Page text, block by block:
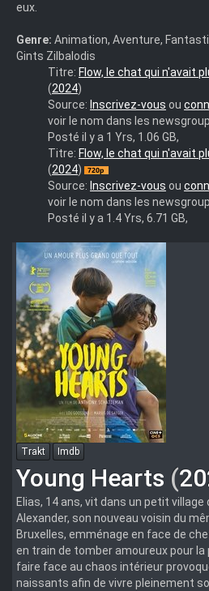
eux.
Genre: Animation, Aventure,
Gints Zilbalodis
l'Eau.DVDRip
(2012)
Titre: Flow, le chat qui n'avait
(2024)
Source: Inscrivez-vous ou
voir le nom dans les
Posté il y a 1 Yrs, 1.06 GB,
Ulysse
Titre: Flow, le chat qui n'avait
(2024)
Source: Inscrivez-vous ou
voir le nom dans les
Posté il y a 1.4 Yrs, 6.71 GB,
Trakt Imdb
Young Hearts (
Elias, 14 ans, vit dans un petit village
Alexander, son nouveau voisin du
Bruxelles, emménage en face de
en train de tomber amoureux pour la
faire face au chaos intérieur
naissants afin de vivre pleinement